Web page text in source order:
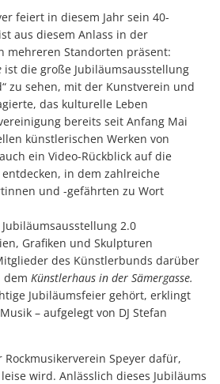
feiert in diesem Jahr sein 40-
aus diesem Anlass in der
mehreren Standorten präsent:
ist die große Jubiläumsausstellung
zu sehen, mit der Kunstverein und
das kulturelle Leben
bereits seit Anfang Mai
künstlerischen Werken von
ein Video-Rückblick auf die
in dem zahlreiche
und -gefährten zu Wort
2.0
Grafiken und Skulpturen
des Künstlerbunds darüber
dem Künstlerhaus in der Sämergasse.
Jubiläumsfeier gehört, erklingt
– aufgelegt von DJ Stefan
Rockmusikerverein Speyer dafür,
wird. Anlässlich dieses Jubiläums